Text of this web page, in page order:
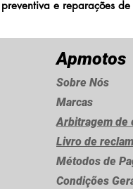
preventiva e reparações
Apmotos
Sobre Nós
Marcas
Arbitragem de
Livro de
Métodos de
Condições